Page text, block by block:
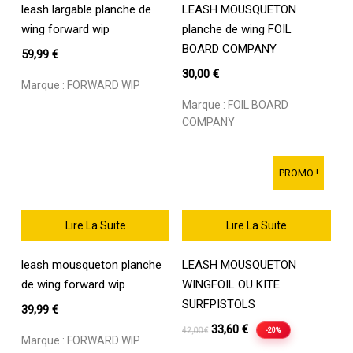
leash largable planche de
wing forward wip
59,99 €
Marque : FORWARD WIP
LEASH MOUSQUETON
planche de wing FOIL
BOARD COMPANY
30,00€
Marque : FOIL BOARD
COMPANY
Lire La Suite
leash mousqueton planche
de wing forward wip
39,99 €
Marque : FORWARD WIP
PROMO !
Lire La Suite
LEASH MOUSQUETON
WINGFOIL OU KITE
SURFPISTOLS
42,00€ Le
33,60€Le
prix
-20%